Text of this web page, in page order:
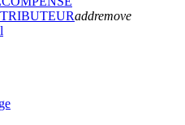
addremove